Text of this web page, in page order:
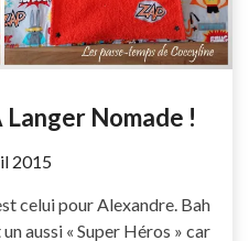
Langer Nomade !
2015
celui pour Alexandre. Bah
aussi « Super Héros » car